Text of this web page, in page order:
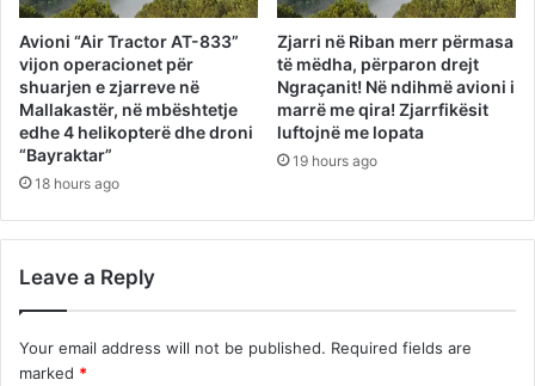
Avioni “Air Tractor AT-833”
vijon operacionet për
shuarjen e zjarreve në
Mallakastër, në mbështetje
edhe 4 helikopterë dhe droni
“Bayraktar”
18 hours ago
Zjarri në Riban merr përmasa
të mëdha, përparon drejt
Ngraçanit! Në ndihmë avioni i
marrë me qira! Zjarrfikësit
luftojnë me lopata
19 hours ago
Leave a Reply
Your email address will not be published. Required fields are
marked *